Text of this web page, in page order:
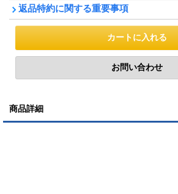
返品特約に関する重要事項
商品詳細